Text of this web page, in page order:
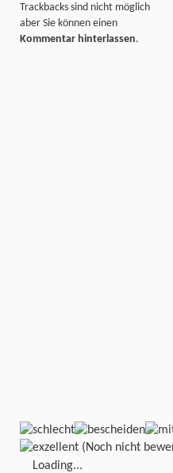
Trackbacks sind nicht möglich
aber Sie können einen
Kommentar hinterlassen.
(Noch nicht
Loading...